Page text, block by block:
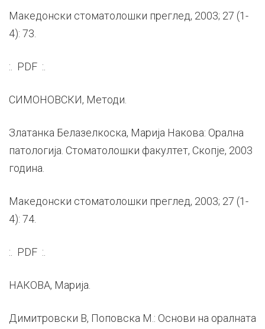
Македонски стоматолошки преглед, 2003; 27 (1-
4): 73.
:. PDF :.
СИМОНОВСКИ, Методи.
Златанка Белазелкоска, Марија Накова: Орална
патологија. Стоматолошки факултет, Скопје, 2003
година.
Македонски стоматолошки преглед, 2003; 27 (1-
4): 74.
:. PDF :.
НАКОВА, Марија.
Димитровски В, Поповска М.: Основи на оралната